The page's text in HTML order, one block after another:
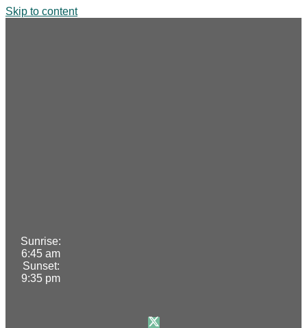
Skip to content
Sunrise:
6:45 am
Sunset:
9:35 pm